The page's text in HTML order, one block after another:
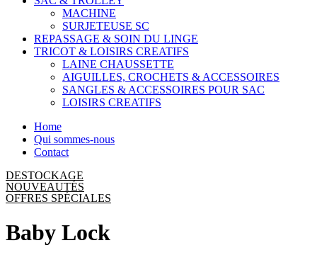
MACHINE
SURJETEUSE SC
REPASSAGE & SOIN DU LINGE
TRICOT & LOISIRS CREATIFS
LAINE CHAUSSETTE
AIGUILLES, CROCHETS & ACCESSOIRES
SANGLES & ACCESSOIRES POUR SAC
LOISIRS CREATIFS
Home
Qui sommes-nous
Contact
DESTOCKAGE
NOUVEAUTÉS
OFFRES SPÉCIALES
Baby Lock